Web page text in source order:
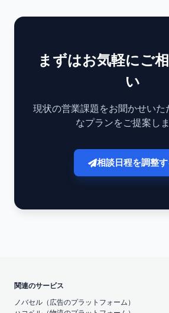
まずはお気軽にご
い
現状の営業課題をお聞かせいた
なプランをご提案しま
相談日程を調整す
関連のサービス
ノバセル（広告のプラットフォーム）